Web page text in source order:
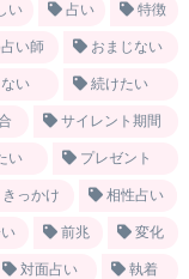
い 占い 特徴
い師 おまじない
い 続けたい
サイレント期間
い プレゼント
きっかけ 相性占い
前兆 変化
対面占い 執着